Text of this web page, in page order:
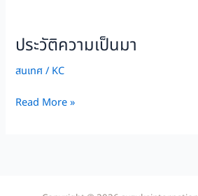
ประวัติความเป็นมา
สนเทศ/ KC
ประวัติ
เป็น
Read More »